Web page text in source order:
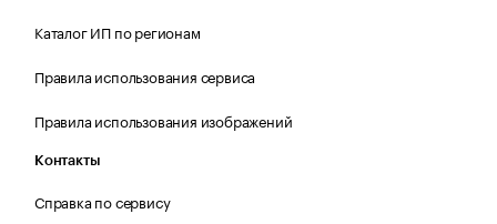
Каталог ИП по регионам
Правила использования сервиса
Правила использования изображений
Контакты
Справка по сервису